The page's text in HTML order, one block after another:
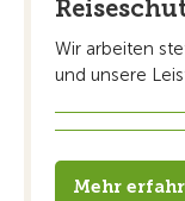
Wir arbeiten
und unsere
Mehr